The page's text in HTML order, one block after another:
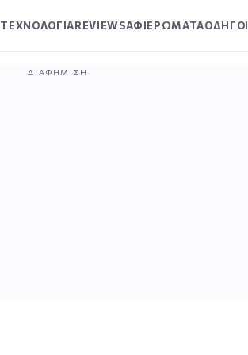
ΤΕΧΝΟΛΟΓΙΑREVIEWSΑΦΙΕΡΩΜΑΤΑΟΔΗΓΟΙ
ΔΙΑΦΉΜΙΣΗ